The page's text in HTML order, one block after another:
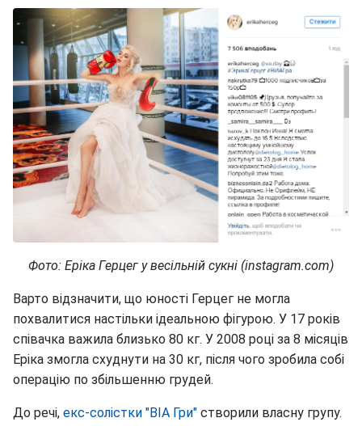
Фото: Еріка Герцег у весільній сукні (instagram.com)
Варто відзначити, що юності Герцег не могла
похвалитися настільки ідеальною фігурою. У 17 років
співачка важила близько 80 кг. У 2008 році за 8 місяців
Еріка змогла схуднути на 30 кг, після чого зробила собі
операцію по збільшенню грудей.
До речі, екс-солістки "ВІА Гри" створили власну групу.